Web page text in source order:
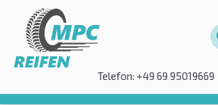
Telefon: +49 69 95019669